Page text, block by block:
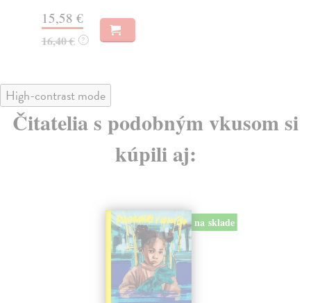
15,58 €
16,40 € ?
High-contrast mode
Čitatelia s podobným vkusom si
kúpili aj:
na sklade